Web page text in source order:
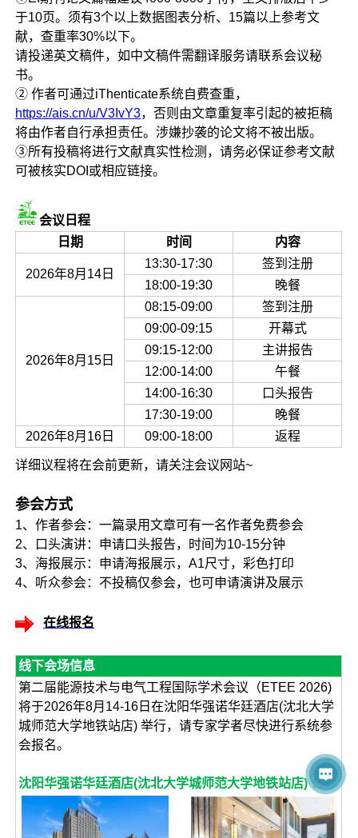
于10页。须有3个以上数据图表分析、15篇以上参考文
献，查重率30%以下。
请投递英文稿件，如中文稿件需翻译服务请联系会议秘
书。
② 作者可通过iThenticate系统自费查重，
https://ais.cn/u/V3IvY3，否则由文章重复率引起的被拒稿
将由作者自行承担责任。涉嫌抄袭的论文将不被出版。
③所有投稿将进行文献真实性检测，请务必保证参考文献
可被核实DOI或相应链接。
会议日程
日期
时间 内容
2026年8月14日
13:30-17:30
签到注册
18:00-19:30
晚餐
2026年8月15日
08:15-09:00
签到注册
09:00-09:15
开幕式
09:15-12:00
主讲报告
12:00-14:00
午餐
14:00-16:30
口头报告
17:30-19:00
晚餐
2026年8月16日
09:00-18:00 返程
详细议程将在会前更新，请关注会议网站~
参会方式
1、作者参会：一篇录用文章可有一名作者免费参会
2、口头演讲：申请口头报告，时间为10-15分钟
3、海报展示：申请海报展示，A1尺寸，彩色打印
4、听众参会：不投稿仅参会，也可申请演讲及展示
在线报名
线下会场信息
第二届能源技术与电气工程国际学术会议（ETEE 2026)
将于2026年8月14-16日在沈阳华强诺华廷酒店(沈北大学
城师范大学地铁站店) 举行，请专家学者尽快进行系统参
会报名。
沈阳华强诺华廷酒店(沈北大学城师范大学地铁站店) ：